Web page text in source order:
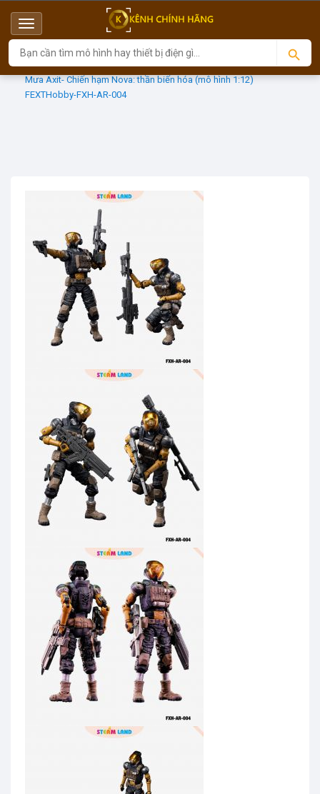
Menu
Top
Sản phẩm DIECAST
Mưa Axit- Chiến hạm Nova: thần biến hóa (mô hình 1:12)
FEXTHobby-FXH-AR-004